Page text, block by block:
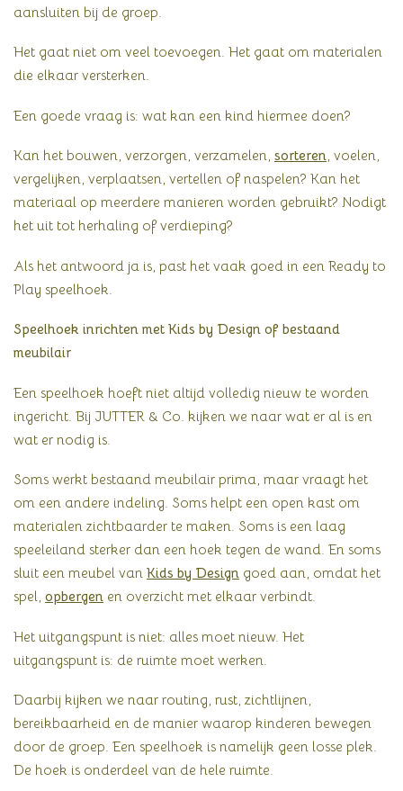
aansluiten bij de groep.
Het gaat niet om veel toevoegen. Het gaat om materialen
die elkaar versterken.
Een goede vraag is: wat kan een kind hiermee doen?
Kan het bouwen, verzorgen, verzamelen, sorteren, voelen,
vergelijken, verplaatsen, vertellen of naspelen? Kan het
materiaal op meerdere manieren worden gebruikt? Nodigt
het uit tot herhaling of verdieping?
Als het antwoord ja is, past het vaak goed in een Ready to
Play speelhoek.
Speelhoek inrichten met Kids by Design of bestaand
meubilair
Een speelhoek hoeft niet altijd volledig nieuw te worden
ingericht. Bij JUTTER & Co. kijken we naar wat er al is en
wat er nodig is.
Soms werkt bestaand meubilair prima, maar vraagt het
om een andere indeling. Soms helpt een open kast om
materialen zichtbaarder te maken. Soms is een laag
speeleiland sterker dan een hoek tegen de wand. En soms
sluit een meubel van Kids by Design goed aan, omdat het
spel, opbergen en overzicht met elkaar verbindt.
Het uitgangspunt is niet: alles moet nieuw. Het
uitgangspunt is: de ruimte moet werken.
Daarbij kijken we naar routing, rust, zichtlijnen,
bereikbaarheid en de manier waarop kinderen bewegen
door de groep. Een speelhoek is namelijk geen losse plek.
De hoek is onderdeel van de hele ruimte.